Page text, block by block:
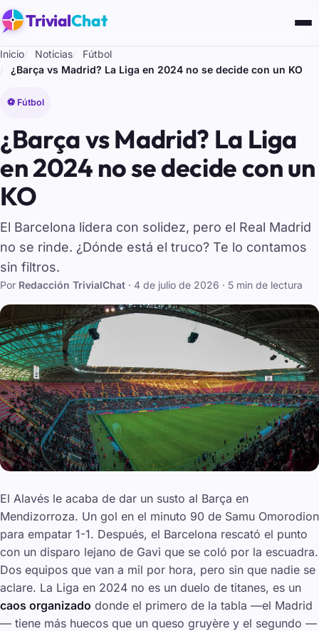
TrivialChat
Inicio Noticias
Fútbol
¿Barça vs Madrid? La Liga en 2024 no se decide con un KO
⚽ Fútbol
¿Barça vs Madrid? La Liga
en 2024 no se decide con un
KO
El Barcelona lidera con solidez, pero el Real Madrid
no se rinde. ¿Dónde está el truco? Te lo contamos
sin filtros.
Por Redacción TrivialChat · 4 de julio de 2026 · 5 min de lectura
El Alavés le acaba de dar un susto al Barça en
Mendizorroza. Un gol en el minuto 90 de Samu Omorodion
para empatar 1-1. Después, el Barcelona rescató el punto
con un disparo lejano de Gavi que se coló por la escuadra.
Dos equipos que van a mil por hora, pero sin que nadie se
aclare. La Liga en 2024 no es un duelo de titanes, es un
caos organizado donde el primero de la tabla —el Madrid
— tiene más huecos que un queso gruyère y el segundo —